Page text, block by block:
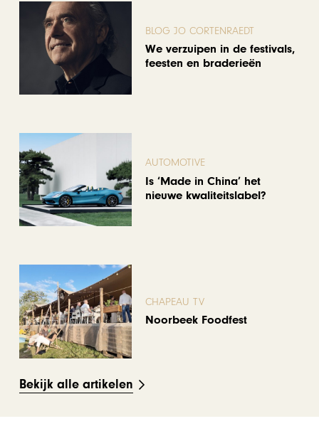
BLOG JO CORTENRAEDT
We verzuipen in de festivals,
feesten en braderieën
AUTOMOTIVE
Is ‘Made in China’ het
nieuwe kwaliteitslabel?
CHAPEAU TV
Noorbeek Foodfest
Bekijk alle artikelen